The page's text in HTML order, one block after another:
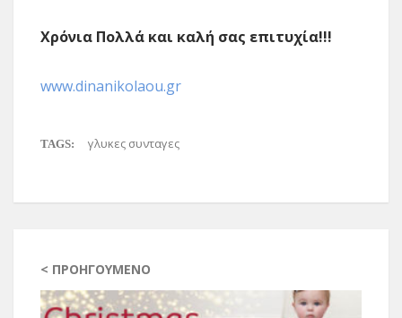
Χρόνια Πολλά και καλή σας επιτυχία!!!
www.dinanikolaou.gr
TAGS: γλυκες συνταγες
< ΠΡΟΗΓΟΎΜΕΝΟ